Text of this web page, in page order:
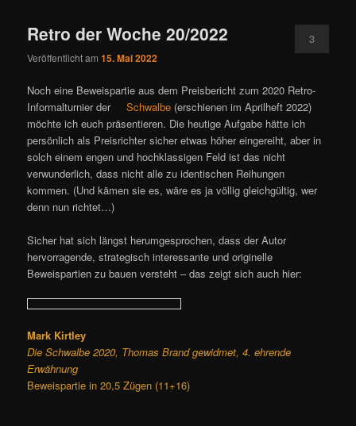
Retro der Woche 20/2022
Veröffentlicht am15. Mai 2022
3
Noch eine Beweispartie aus dem Preisbericht zum 2020 Retro-
Informalturnier der
Schwalbe (erschienen im Aprilheft 2022)
möchte ich euch präsentieren. Die heutige Aufgabe hätte ich
persönlich als Preisrichter sicher etwas höher eingereiht, aber in
solch einem engen und hochklassigen Feld ist das nicht
verwunderlich, dass nicht alle zu identischen Reihungen
kommen. (Und kämen sie es, wäre es ja völlig gleichgültig, wer
denn nun richtet…)
Sicher hat sich längst herumgesprochen, dass der Autor
hervorragende, strategisch interessante und originelle
Beweispartien zu bauen versteht – das zeigt sich auch hier:
Mark Kirtley
Die Schwalbe 2020, Thomas Brand gewidmet, 4. ehrende
Erwähnung
Beweispartie in 20,5 Zügen (11+16)